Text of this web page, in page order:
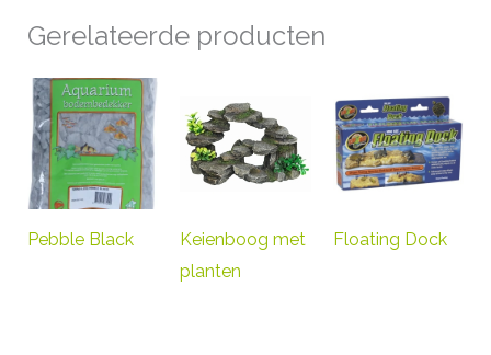
Gerelateerde producten
Pebble Black
Keienboog met
planten
Floating Dock